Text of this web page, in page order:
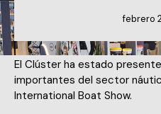
febrero
El Clúster ha estado
importantes del sector
International Boat Show.